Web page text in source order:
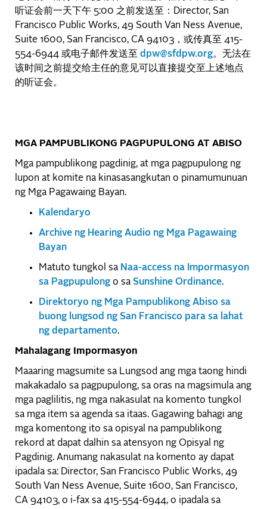
听证会前一天下午 5:00 之前发送至：Director, San
Francisco Public Works, 49 South Van Ness Avenue,
Suite 1600, San Francisco, CA 94103，或传真至 415-
554-6944 或电子邮件发送至 dpw@sfdpw.org。无法在
该时间之前提交给主任的意见可以直接提交至上述地点
的听证会。
MGA PAMPUBLIKONG PAGPUPULONG AT ABISO
Mga pampublikong pagdinig, at mga pagpupulong ng
lupon at komite na kinasasangkutan o pinamumunuan
ng Mga Pagawaing Bayan.
Kalendaryo
Archive ng Hearing Audio ng Mga Pagawaing
Bayan
Matuto tungkol sa Naa-access na Impormasyon
sa Pagpupulong o sa Sunshine Ordinance.
Direktoryo ng Mga Pampublikong Abiso sa
buong lungsod ng San Francisco para sa lahat
ng departamento.
Mahalagang Impormasyon
Maaaring magsumite sa Lungsod ang mga taong hindi
makakadalo sa pagpupulong, sa oras na magsimula ang
mga paglilitis, ng mga nakasulat na komento tungkol
sa mga item sa agenda sa itaas. Gagawing bahagi ang
mga komentong ito sa opisyal na pampublikong
rekord at dapat dalhin sa atensyon ng Opisyal ng
Pagdinig. Anumang nakasulat na komento ay dapat
ipadala sa: Director, San Francisco Public Works, 49
South Van Ness Avenue, Suite 1600, San Francisco,
CA 94103, o i-fax sa 415-554-6944, o ipadala sa